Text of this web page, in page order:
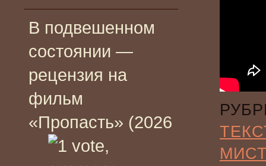
В подвешенном
состоянии —
рецензия на
фильм
«Пропасть» (2026